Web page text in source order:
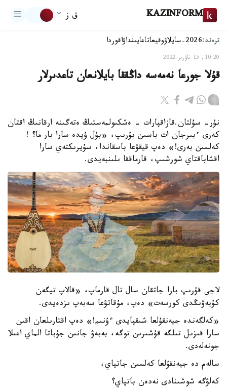
KAZINFORM ق ز
ترەند:2026-سايلاۋ وقيعاتاعايىنداۋاقوردا
10:20, 15 ناۋرىز 2022
قۇلا جورعا نەمەسە داڭققا بايلانعان تاعدىرلار
نۇر- سۇلتان.قازاقپارات - ەشكىولمەستىڭ ەتەگىنە ارقانىڭ اقتان
كەرى ءبىرجان ات باسىن بۇرىپ، «بۇل ۇيدە سارا بار ما؟ !
كەلسىن بەرى!» دەپ قيقۋعا باسقاندا، سۇيرىكتەي سارا
اقشاباقتاي شورشىپ، قارماققا ىلىنبەيدى.
لاجى قۇرىپ بارا جاتقان سال تال قارماپ، «قالاپ تيگەن
كۇيەۋىڭدى كورسەت» دەپ، مۇقاتۋعا سەبەپ ىزدەيدى.
«كەلگەندە جيەنقۇلعا شىقپايدى ءۇنىم!» دەپ اقتارىلعان اقىن
سارا قىزىل تىلگە قۇشىرىن توگە، بەبەۋ جانىن جۇباتا الماي اعىلا
جونەلەدى.
سالەم دە جيەنقۇلعا كەلسىن جاتپاي،
كەلۋگە شوشىنادى نەدەن باتپاي؟